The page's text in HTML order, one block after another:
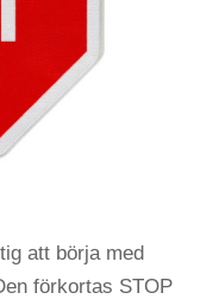
att börja med
förkortas STOP